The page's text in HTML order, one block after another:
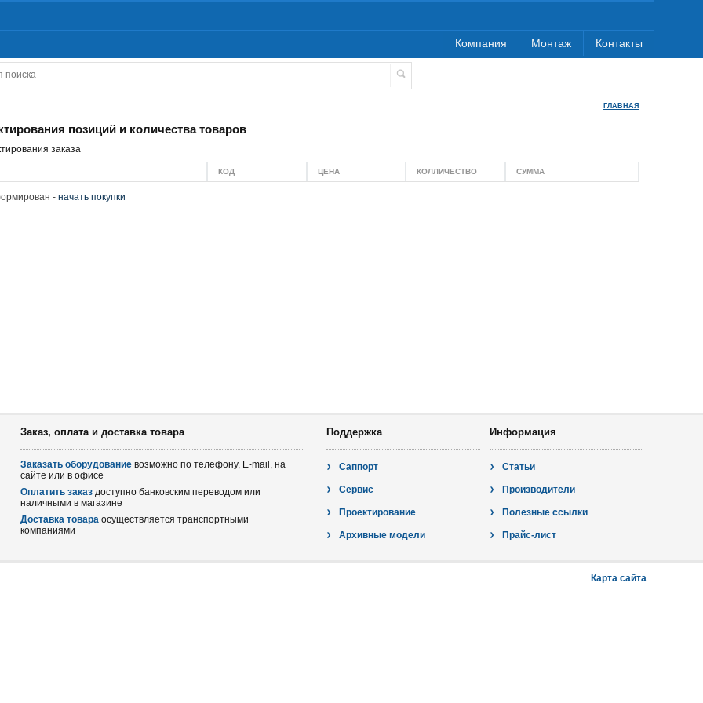
Контакты
Монтаж
Компания
ГЛАВНАЯ
позиций и количества товаров
заказа
КОД ЦЕНА КОЛЛИЧЕСТВО СУММА
- начать покупки
Заказ, оплата и доставка товара
Заказать оборудование возможно по телефону, E-mail, на
сайте или в офисе
Оплатить заказ доступно банковским переводом или
наличными в магазине
Доставка товара осуществляется транспортными
компаниями
Поддержка
Саппорт
Сервис
Проектирование
Архивные модели
Информация
Статьи
Производители
Полезные ссылки
Прайс-лист
Карта сайта